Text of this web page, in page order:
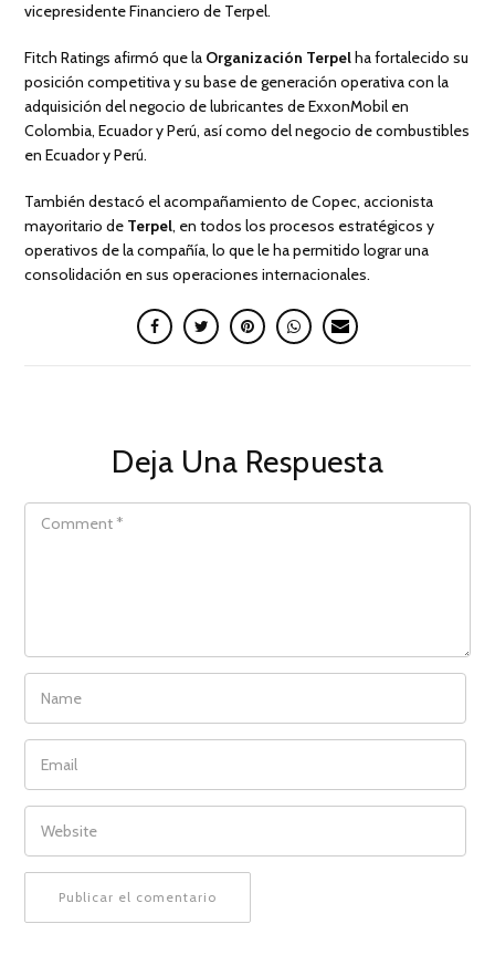
vicepresidente Financiero de Terpel.
Fitch Ratings afirmó que la Organización Terpel ha fortalecido su
posición competitiva y su base de generación operativa con la
adquisición del negocio de lubricantes de ExxonMobil en
Colombia, Ecuador y Perú, así como del negocio de combustibles
en Ecuador y Perú.
También destacó el acompañamiento de Copec, accionista
mayoritario de Terpel, en todos los procesos estratégicos y
operativos de la compañía, lo que le ha permitido lograr una
consolidación en sus operaciones internacionales.
Deja Una Respuesta
COMMENT
NAME
EMAIL
WEBSITE